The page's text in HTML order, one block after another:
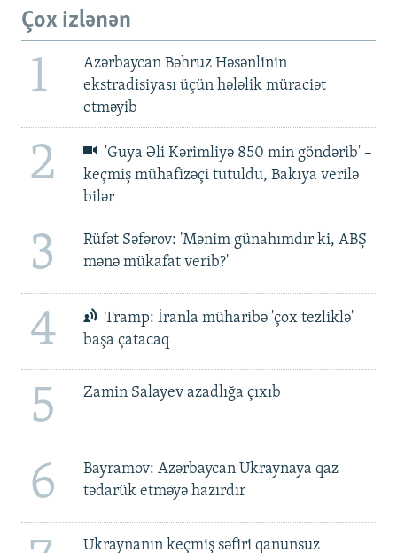
Çox izlənən
1
Azərbaycan Bəhruz Həsənlinin
ekstradisiyası üçün hələlik müraciət
etməyib
2
'Guya Əli Kərimliyə 850 min göndərib' –
keçmiş mühafizəçi tutuldu, Bakıya verilə
bilər
3
Rüfət Səfərov: 'Mənim günahımdır ki, ABŞ
mənə mükafat verib?'
4
Tramp: İranla müharibə 'çox tezliklə'
başa çatacaq
5 Zamin Salayev azadlığa çıxıb
6
Bayramov: Azərbaycan Ukraynaya qaz
tədarük etməyə hazırdır
Ukraynanın keçmiş səfiri qanunsuz